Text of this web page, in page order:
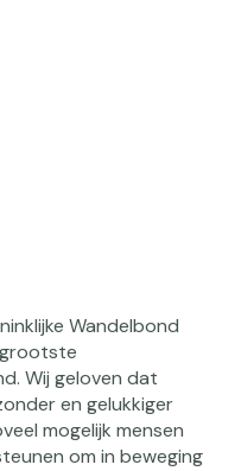
Wandelbond
grootste
Wij geloven dat
en gelukkiger
mogelijk mensen
om in beweging